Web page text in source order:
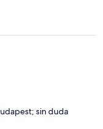
sin duda